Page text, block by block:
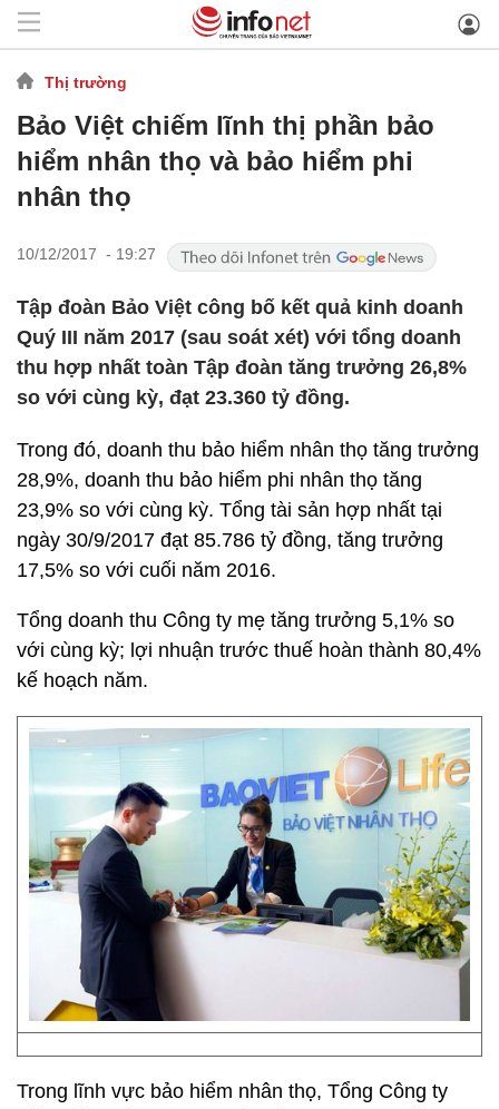
Thị trường
Bảo Việt chiếm lĩnh thị phần bảo
hiểm nhân thọ và bảo hiểm phi
nhân thọ
10/12/2017 - 19:27
Tập đoàn Bảo Việt công bố kết quả kinh doanh
Quý III năm 2017 (sau soát xét) với tổng doanh
thu hợp nhất toàn Tập đoàn tăng trưởng 26,8%
so với cùng kỳ, đạt 23.360 tỷ đồng.
Trong đó, doanh thu bảo hiểm nhân thọ tăng trưởng
28,9%, doanh thu bảo hiểm phi nhân thọ tăng
23,9% so với cùng kỳ. Tổng tài sản hợp nhất tại
ngày 30/9/2017 đạt 85.786 tỷ đồng, tăng trưởng
17,5% so với cuối năm 2016.
Tổng doanh thu Công ty mẹ tăng trưởng 5,1% so
với cùng kỳ; lợi nhuận trước thuế hoàn thành 80,4%
kế hoạch năm.
Trong lĩnh vực bảo hiểm nhân thọ, Tổng Công ty